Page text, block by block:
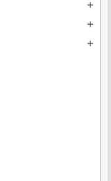
add
add
add